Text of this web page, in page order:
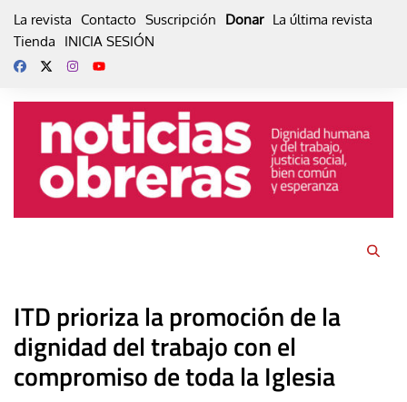
La revista Contacto Suscripción Donar La última revista
Tienda
INICIA SESIÓN
ITD prioriza la promoción de la
dignidad del trabajo con el
compromiso de toda la Iglesia